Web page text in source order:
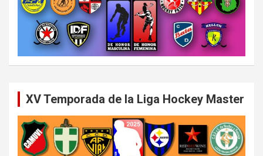
XV Temporada de la Liga Hockey Master